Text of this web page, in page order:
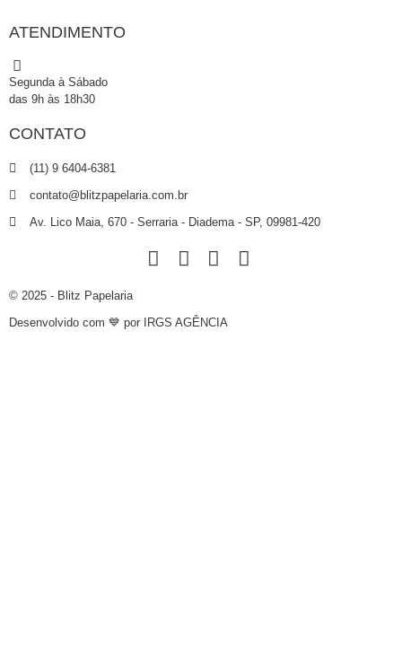
ATENDIMENTO
Segunda à Sábado
das 9h às 18h30
CONTATO
(11) 9 6404-6381
contato@blitzpapelaria.com.br
Av. Lico Maia, 670 - Serraria - Diadema - SP, 09981-420
© 2025 - Blitz Papelaria
Desenvolvido com 💙 por IRGS AGÊNCIA